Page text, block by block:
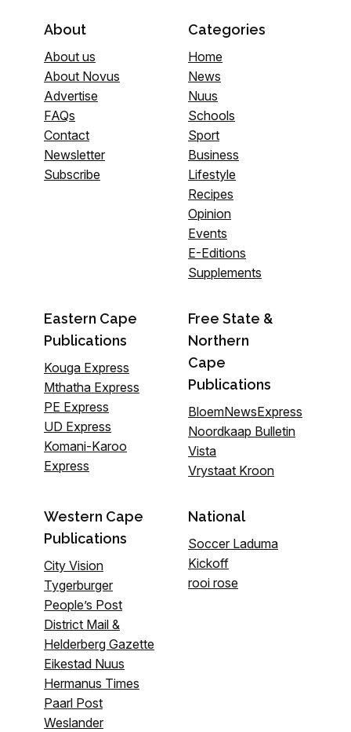
About
About us
About Novus
Advertise
FAQs
Contact
Newsletter
Subscribe
Categories
Home
News
Nuus
Schools
Sport
Business
Lifestyle
Recipes
Opinion
Events
E-Editions
Supplements
Eastern Cape
Publications
Kouga Express
Mthatha Express
PE Express
UD Express
Komani-Karoo
Express
Free State &
Northern
Cape
Publications
BloemNewsExpress
Noordkaap Bulletin
Vista
Vrystaat Kroon
Western Cape
Publications
City Vision
Tygerburger
People’s Post
District Mail &
Helderberg Gazette
Eikestad Nuus
Hermanus Times
Paarl Post
Weslander
National
Soccer Laduma
Kickoff
rooi rose